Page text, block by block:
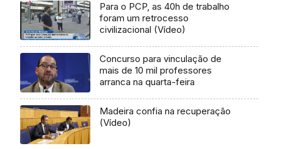
Para o PCP, as 40h de trabalho
foram um retrocesso
civilizacional (Vídeo)
Concurso para vinculação de
mais de 10 mil professores
arranca na quarta-feira
Madeira confia na recuperação
(Vídeo)